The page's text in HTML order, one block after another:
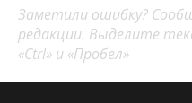
Заметили ошибку?
редакции. Выделите
«Ctrl» и «Пробел»